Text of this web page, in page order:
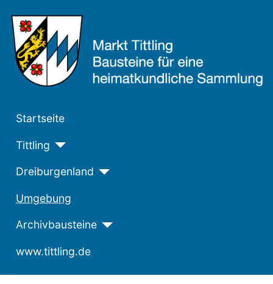
Startseite
Tittling
Dreiburgenland
Umgebung
Archivbausteine
www.tittling.de